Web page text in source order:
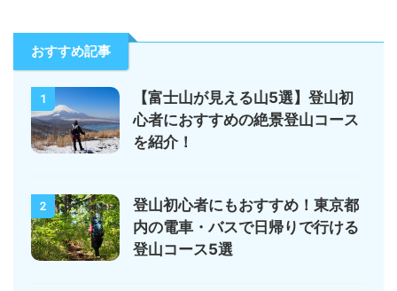
おすすめ記事
1
【富士山が見える山5選】登山初
心者におすすめの絶景登山コース
を紹介！
2
登山初心者にもおすすめ！東京都
内の電車・バスで日帰りで行ける
登山コース5選